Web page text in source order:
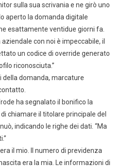
sulla sua scrivania e ne girò uno
aperto la domanda digitale
esattamente ventidue giorni fa.
con noi è impeccabile, il
un codice di override generato
riconosciuta.”
della domanda, marcature
ha segnalato il bonifico la
chiamare il titolare principale del
indicando le righe dei dati. “Ma
il mio. Il numero di previdenza
era la mia. Le informazioni di